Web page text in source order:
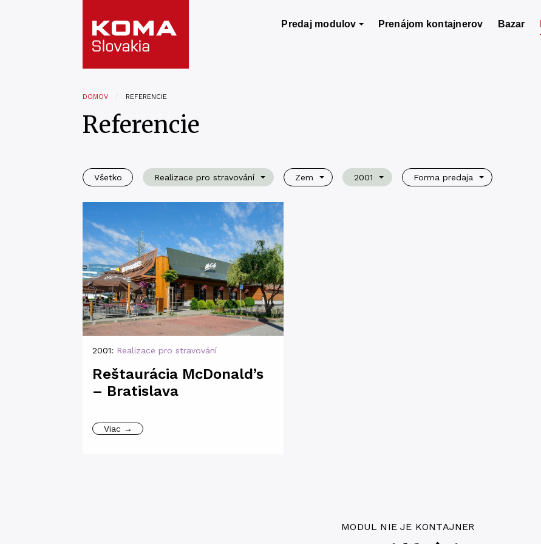
Predaj modulov Prenájom kontajnerov Bazar
DOMOV REFERENCIE
Referencie
Všetko Realizace pro stravování Zem 2001 Forma predaja
2001: Realizace pro stravování
Reštaurácia McDonald’s
– Bratislava
Viac →
MODUL NIE JE KONTAJNER